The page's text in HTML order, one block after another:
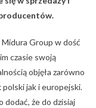
Midura Group w dość
czasie swoją
objęła zarówno
polski jak i europejski.
dodać, że do dzisiaj